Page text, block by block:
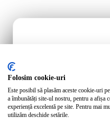
Abonează-te la
Folosim cookie-uri
Este posibil să plasăm aceste cookie-uri
a îmbunătăți site-ul nostru, pentru a afișa
experiență excelentă pe site. Pentru mai
utilizăm deschide setările.